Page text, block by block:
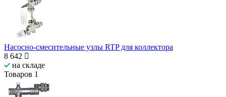
Насосно-смесительные узлы RTP для коллектора
8 642
на складе
Товаров 1